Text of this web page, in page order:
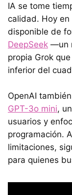
IA se tome
calidad. Hoy
disponible de
DeepSeek —un
propia Grok
inferior del
OpenAI
GPT-3o mini,
usuarios y
programación.
limitaciones,
para quienes